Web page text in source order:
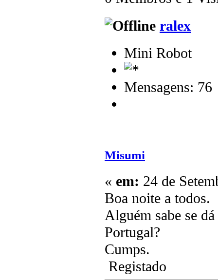
ralex
Mini Robot
Mensagens: 76
Misumi
« em: 24 de
Boa noite a todos.
Alguém sabe se
Portugal?
Cumps.
Registado